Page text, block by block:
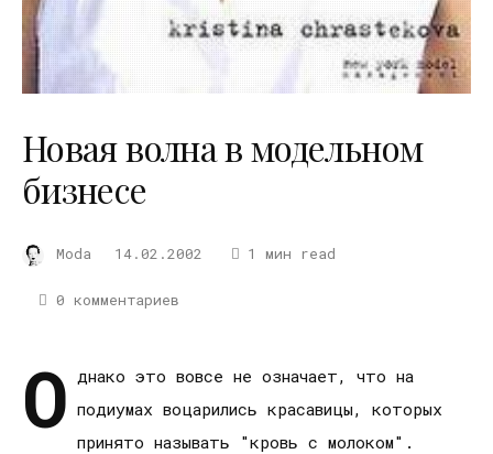
Новая волна в модельном
бизнесе
Moda 14.02.2002 1 мин read
0 комментариев
О днако это вовсе не означает, что на
подиумах воцарились красавицы, которых
принято называть "кровь с молоком".